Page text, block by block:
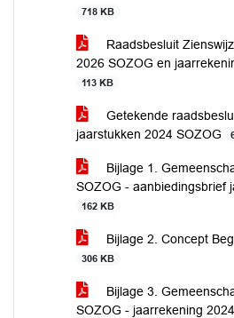
718 KB
Raadsbesluit
2026 SOZOG en
113 KB
Getekende
jaarstukken 2024 SOZOG
Bijlage 1.
SOZOG - aanbiedingsbrief
162 KB
Bijlage 2. Concept
306 KB
Bijlage 3.
SOZOG - jaarrekening